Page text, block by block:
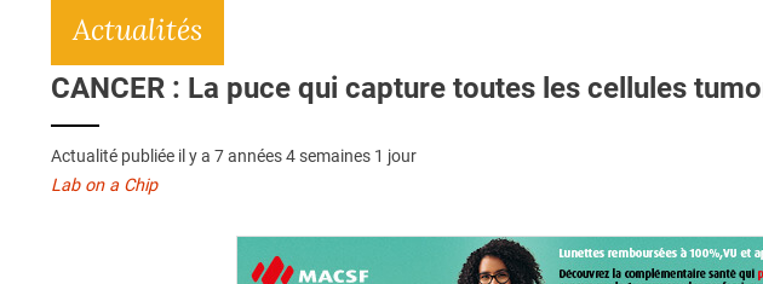
Actualités
CANCER : La puce qui capture toutes les cellules
Actualité publiée il y a 7 années 4 semaines 1 jour
Lab on a Chip